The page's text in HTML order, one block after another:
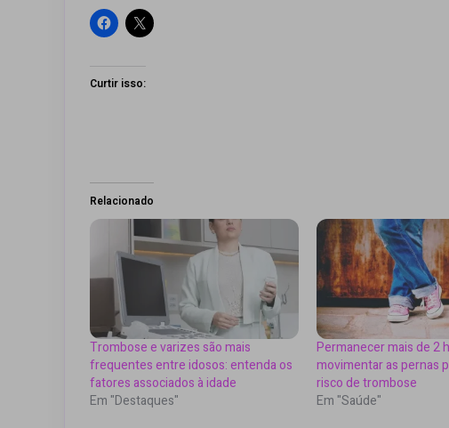
Curtir isso:
Relacionado
Trombose e varizes são mais
frequentes entre idosos: entenda os
fatores associados à idade
Em "Destaques"
Permanecer mais de 2
movimentar as pernas
risco de trombose
Em "Saúde"